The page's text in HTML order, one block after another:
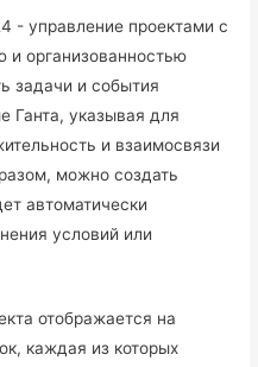
задачи и события
Ганта, указывая для
и взаимосвязи
можно создать
автоматически
условий или
отображается на
каждая из которых